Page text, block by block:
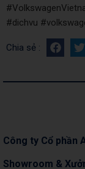
#dichvu
Chia sẻ :
Công ty Cổ phần
Showroom &